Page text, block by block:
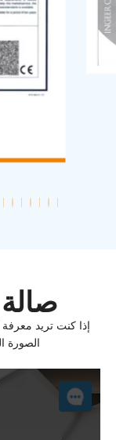
إذا كنت تريد معرفة
الصورة